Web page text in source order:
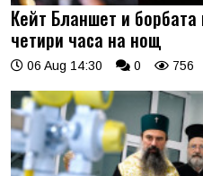
Кейт Бланшет и
четири часа на нощ
06 Aug 14:30 0 756